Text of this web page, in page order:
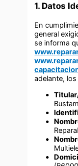
1. Datos
En
general
se informa
adelante,